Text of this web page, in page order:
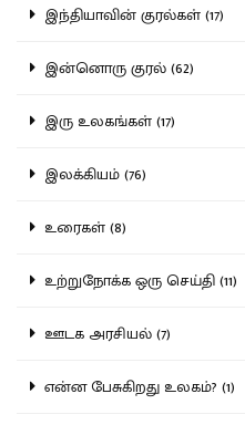
இந்தியாவின் குரல்கள் (17)
இன்னொரு குரல் (62)
இரு உலகங்கள் (17)
இலக்கியம் (76)
உரைகள் (8)
உற்றுநோக்க ஒரு செய்தி (11)
ஊடக அரசியல் (7)
என்ன பேசுகிறது உலகம்? (1)